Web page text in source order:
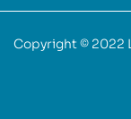
Copyright © 2022